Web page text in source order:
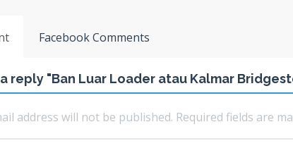
Facebook Comments
reply "Ban Luar Loader atau Kalmar
address will not be published. Required fields are